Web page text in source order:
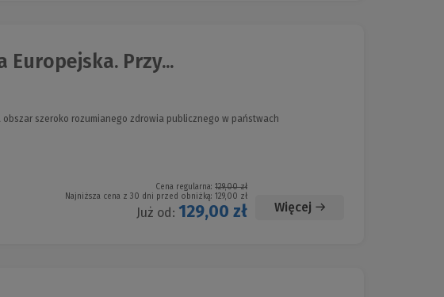
Przy...
szeroko rozumianego zdrowia publicznego w państwach
Cena regularna: 129,00 zł
Najniższa cena z 30 dni przed obniżką: 129,00 zł
Już od: 129,00 zł Więcej